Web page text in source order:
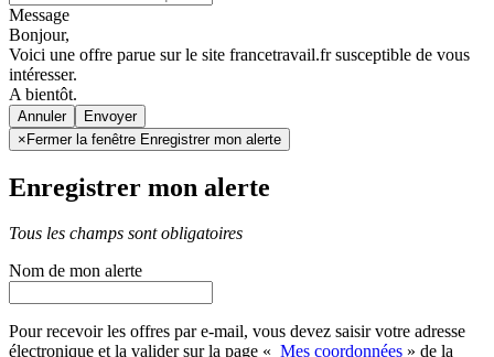
Message
Bonjour,
Voici une offre parue sur le site francetravail.fr susceptible de vous
intéresser.
A bientôt.
Annuler
×Fermer la fenêtre Enregistrer mon alerte
Enregistrer mon alerte
Tous les champs sont obligatoires
Nom de mon alerte
Pour recevoir les offres par e-mail, vous devez saisir votre adresse
électronique et la valider sur la page « Mes coordonnées » de la